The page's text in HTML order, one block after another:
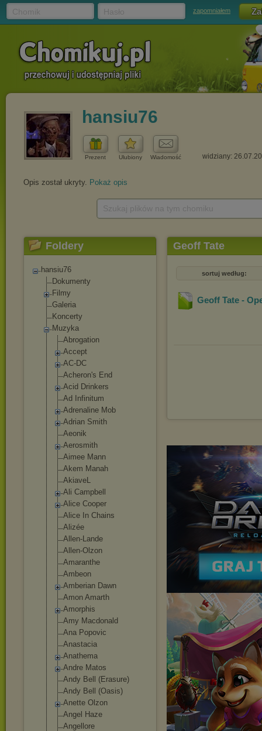
zapomniałem
hansiu76
Prezent Ulubiony Wiadomość widziany:
Opis został ukryty. Pokaż opis
Foldery
hansiu76
Dokumenty
Filmy
Galeria
Koncerty
Muzyka
Abrogation
Accept
AC-DC
Acheron's End
Acid Drinkers
Ad Infinitum
Adrenaline Mob
Adrian Smith
Aeonik
Aerosmith
Aimee Mann
Akem Manah
AkiaveL
Ali Campbell
Alice Cooper
Alice In Chains
Alizée
Allen-Lande
Allen-Olzon
Amaranthe
Ambeon
Amberian Dawn
Amon Amarth
Amorphis
Amy Macdonald
Ana Popovic
Anastacia
Anathema
Andre Matos
Andy Bell (Erasure)
Andy Bell (Oasis)
Anette Olzon
Angel Haze
Angellore
Geoff Tate
sortuj według:
Geoff Tate -